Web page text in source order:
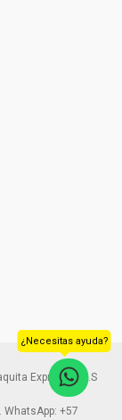
Express S.A.S
WhatsApp: +57
¿Necesitas ayuda?